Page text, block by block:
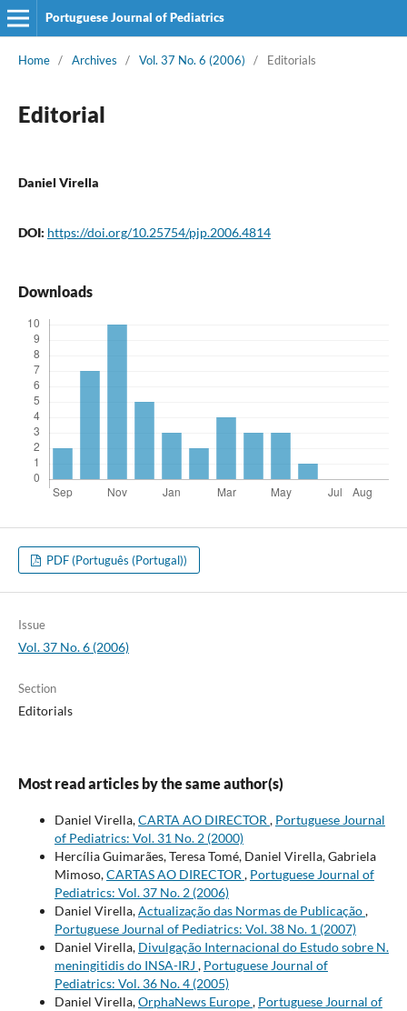
Portuguese Journal of Pediatrics
Home / Archives / Vol. 37 No. 6 (2006) / Editorials
Editorial
Daniel Virella
DOI: https://doi.org/10.25754/pjp.2006.4814
Downloads
PDF (Português (Portugal))
Issue
Vol. 37 No. 6 (2006)
Section
Editorials
Most read articles by the same author(s)
Daniel Virella,CARTA AO DIRECTOR , Portuguese Journal
of Pediatrics: Vol. 31 No. 2 (2000)
Hercília Guimarães, Teresa Tomé, Daniel Virella, Gabriela
Mimoso,CARTAS AO DIRECTOR , Portuguese Journal of
Pediatrics: Vol. 37 No. 2 (2006)
Daniel Virella,Actualização das Normas de Publicação,
Portuguese Journal of Pediatrics: Vol. 38 No. 1 (2007)
Daniel Virella, Divulgação Internacional do Estudo sobre N.
meningitidis do INSA-IRJ , Portuguese Journal of
Pediatrics: Vol. 36 No. 4 (2005)
Daniel Virella,OrphaNews Europe, Portuguese Journal of